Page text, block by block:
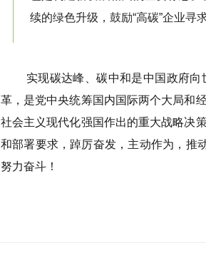
续的绿色升级，鼓励“高碳”企业寻
社会主义现代化强国作出的重大战略决策
努力奋斗！